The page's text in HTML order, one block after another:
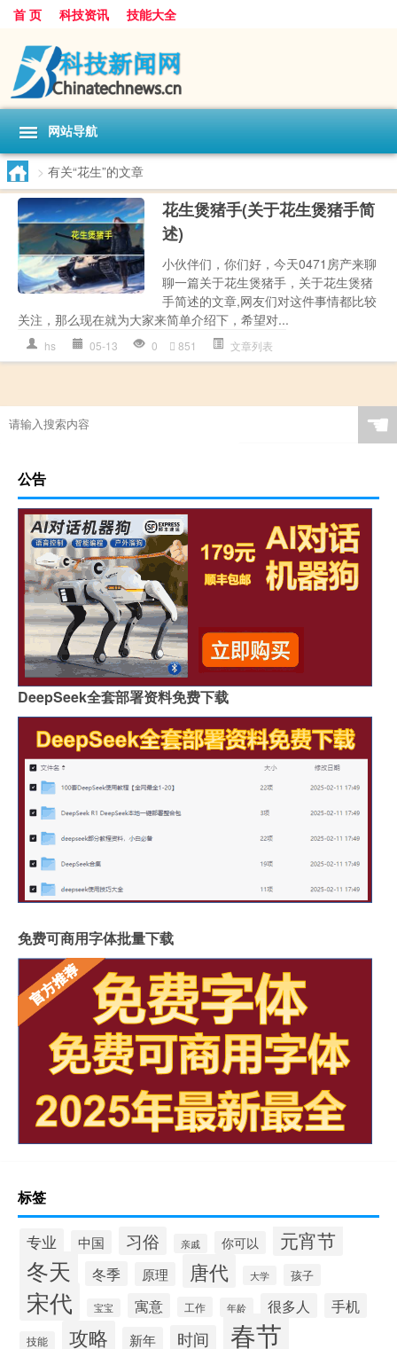
首 页 科技资讯 技能大全
网站导航
> 有关“花生”的文章
花生煲猪手(关于花生煲猪手简
述)
小伙伴们，你们好，今天0471房产来聊
聊一篇关于花生煲猪手，关于花生煲猪
手简述的文章,网友们对这件事情都比较
关注，那么现在就为大家来简单介绍下，希望对...
hs 05-13 0 851 文章列表
☚
公告
DeepSeek全套部署资料免费下载
免费可商用字体批量下载
标签
专业 中国 习俗 亲戚 你可以 元宵节
冬天 冬季 原理 唐代 大学 孩子
宋代 宝宝 寓意 工作 年龄 很多人 手机
技能 攻略 新年 时间 春节